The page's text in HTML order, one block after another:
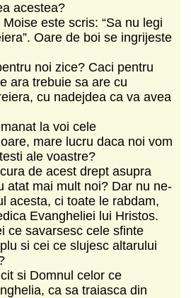
acestea?
este scris: “Sa nu legi
Oare de boi se ingrijeste
noi zice? Caci pentru
ara trebuie sa are cu
cu nadejdea ca va avea
la voi cele
mare lucru daca noi vom
ale voastre?
de acest drept asupra
atat mai mult noi? Dar nu ne-
acesta, ci toate le rabdam,
Evangheliei lui Hristos.
ce savarsesc cele sfinte
si cei ce slujesc altarului
si Domnul celor ce
ca sa traiasca din